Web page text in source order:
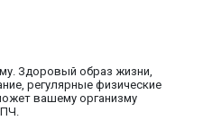
Здоровый образ жизни,
регулярные физические
вашему организму